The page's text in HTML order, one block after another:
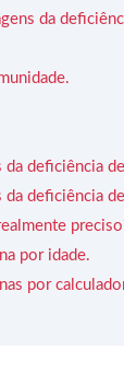
da
deficiência
deficiência
por idade.
por